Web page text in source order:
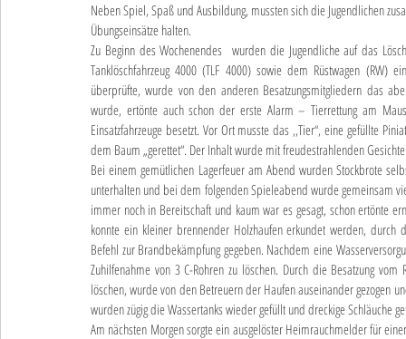
Neben Spiel, Spaß und Ausbildung, mussten sich die Jugendlichen
Übungseinsätze halten.
Zu Beginn des Wochenendes  wurden die Jugendliche auf das
Tanklöschfahrzeug 4000 (TLF 4000) sowie dem Rüstwagen (RW)
überprüfte, wurde von den anderen Besatzungsmitgliedern das
wurde, ertönte auch schon der erste Alarm – Tierrettung am
Einsatzfahrzeuge besetzt. Vor Ort musste das ‚,Tier“, eine gefüllte
dem Baum „gerettet“. Der Inhalt wurde mit freudestrahlenden
Bei einem gemütlichen Lagerfeuer am Abend wurden Stockbrote
unterhalten und bei dem folgenden Spieleabend wurde gemeinsam
immer noch in Bereitschaft und kaum war es gesagt, schon ertönte
konnte ein kleiner brennender Holzhaufen erkundet werden, durch
Befehl zur Brandbekämpfung gegeben. Nachdem eine
Zuhilfenahme von 3 C-Rohren zu löschen. Durch die Besatzung
löschen, wurde von den Betreuern der Haufen auseinander gezogen
wurden zügig die Wassertanks wieder gefüllt und dreckige Schläuche
Am nächsten Morgen sorgte ein ausgelöster Heimrauchmelder für